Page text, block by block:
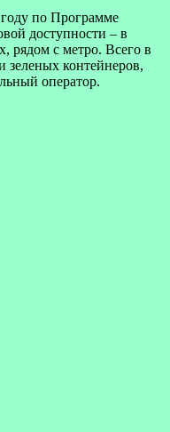
по Программе
доступности – в
рядом с метро. Всего в
зеленых контейнеров,
оператор.